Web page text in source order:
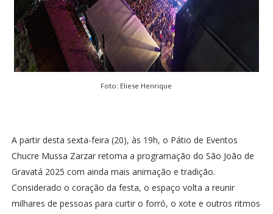
Foto: Eliese Henrique
A partir desta sexta-feira (20), às 19h, o Pátio de Eventos
Chucre Mussa Zarzar retoma a programação do São João de
Gravatá 2025 com ainda mais animação e tradição.
Considerado o coração da festa, o espaço volta a reunir
milhares de pessoas para curtir o forró, o xote e outros ritmos